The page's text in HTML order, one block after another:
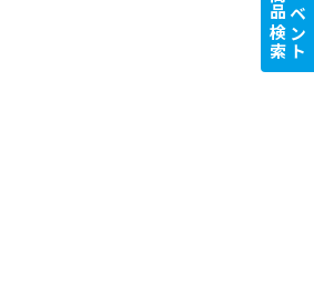
イベント
商品検索